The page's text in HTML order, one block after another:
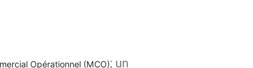
Opérationnel (MCO); un